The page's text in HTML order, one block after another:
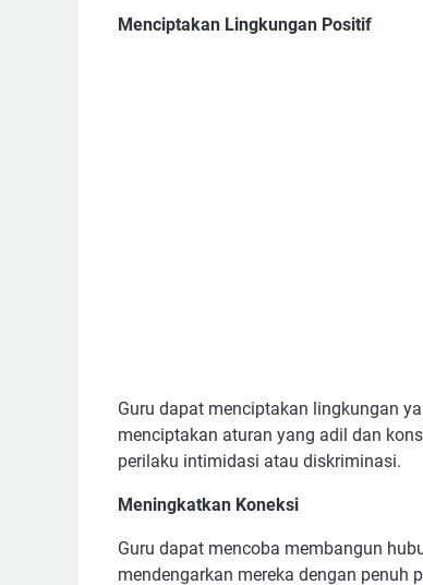
Menciptakan Lingkungan Positif
Guru dapat menciptakan lingkungan
menciptakan aturan yang adil dan
perilaku intimidasi atau diskriminasi.
Meningkatkan Koneksi
Guru dapat mencoba membangun
mendengarkan mereka dengan penuh